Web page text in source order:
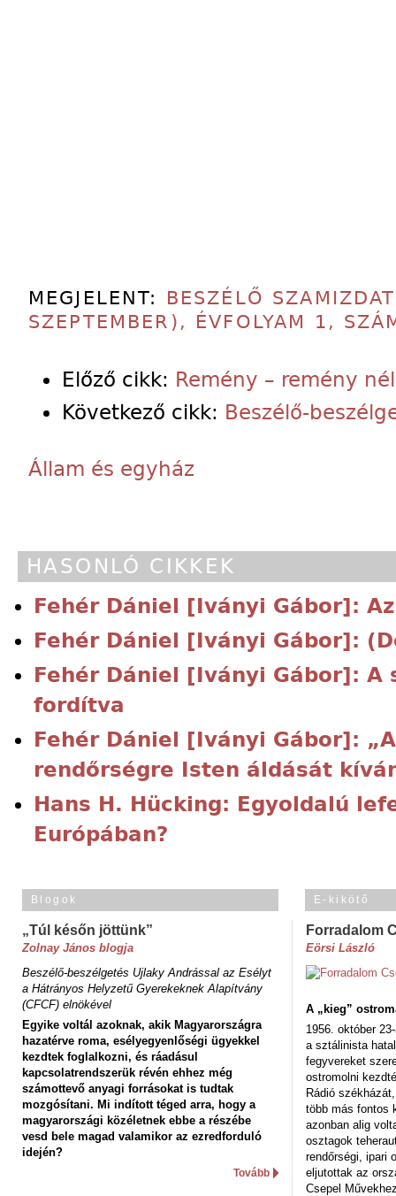
MEGJELENT: BESZÉLŐ SZAMIZDAT
SZEPTEMBER), ÉVFOLYAM 1,
Előző cikk: Remény – remény
Következő cikk: Beszélő-
Állam és egyház
HASONLÓ CIKKEK
Fehér Dániel [Iványi Gábor]:
Fehér Dániel [Iványi Gábor]:
Fehér Dániel [Iványi Gábor]:
fordítva
Fehér Dániel [Iványi Gábor]:
rendőrségre Isten áldását
Hans H. Hücking: Egyoldalú
Európában?
Blogok
„Túl későn jöttünk”
Zolnay János blogja
Beszélő-beszélgetés Ujlaky Andrással az Esélyt
a Hátrányos Helyzetű Gyerekeknek Alapítvány
(CFCF) elnökével
Egyike voltál azoknak, akik Magyarországra
hazatérve roma, esélyegyenlőségi ügyekkel
kezdtek foglalkozni, és ráadásul
kapcsolatrendszerük révén ehhez még
számottevő anyagi forrásokat is tudtak
mozgósítani. Mi indított téged arra, hogy a
magyarországi közéletnek ebbe a részébe
vesd bele magad valamikor az ezredforduló
idején?
Tovább
E-kikötő
Forradalom
Eörsi László
A „kieg”
1956. október
a sztálinista
fegyvereket
ostromolni
Rádió
több más fontos
azonban alig
osztagok
rendőrségi, ipari
eljutottak az
Csepel